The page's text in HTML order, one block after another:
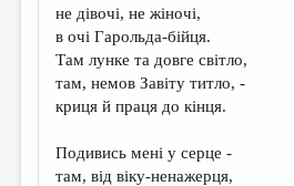
не дівочі, не жіночі,
в очі Гарольда-бійця.
Там лунке та довге світло,
там, немов Завіту титло, -
криця й праця до кінця.
Подивись мені у серце -
там, від віку-ненажерця,